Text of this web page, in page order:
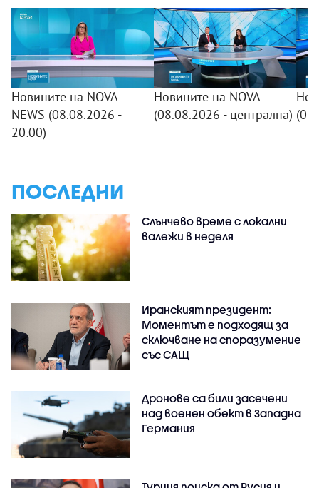
Новините на NOVA
NEWS (08.08.2026 -
20:00)
Новините на NOVA
(08.08.2026 - централна)
ПОСЛЕДНИ
Слънчево време с локални
валежи в неделя
Иранският президент:
Моментът е подходящ за
сключване на споразумение
със САЩ
Дронове са били засечени
над военен обект в Западна
Германия